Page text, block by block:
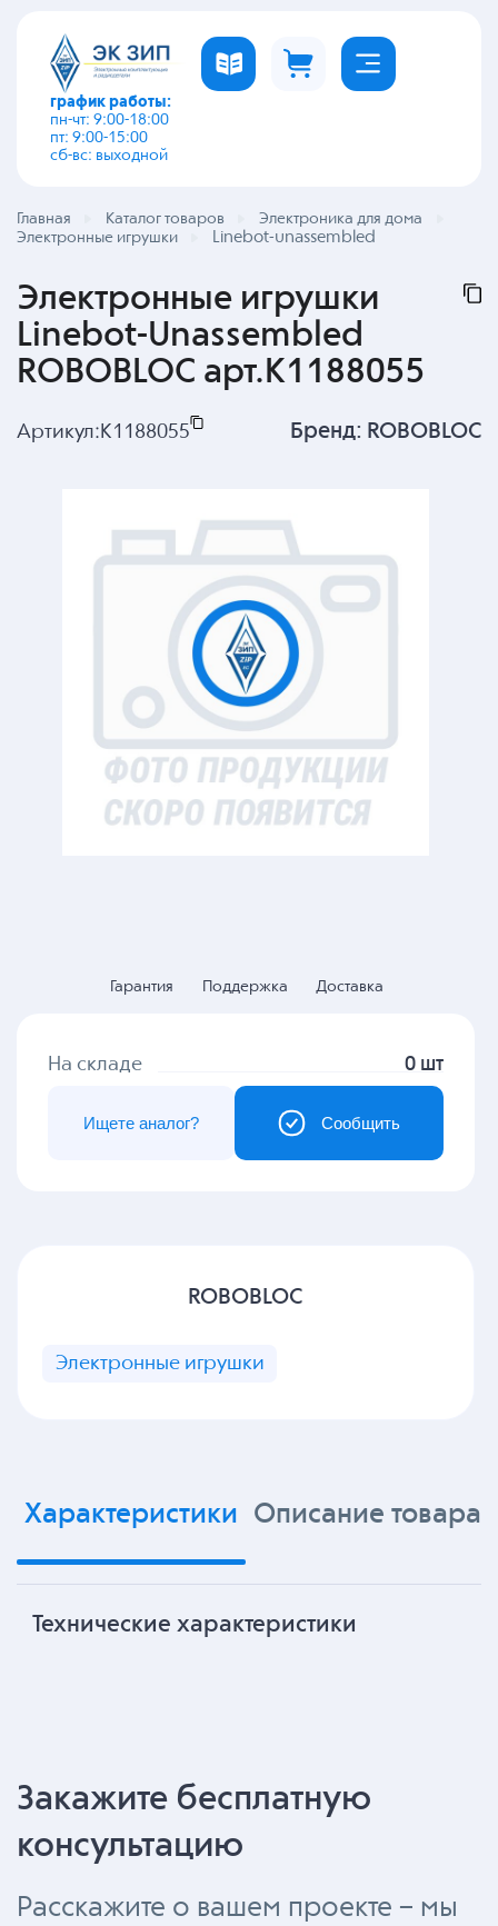
график работы:
пн-чт: 9:00-18:00
пт: 9:00-15:00
сб-вс: выходной
Главная Каталог товаров
Электроника для дома
Электронные игрушки
Linebot-unassembled
Электронные игрушки
Linebot-Unassembled
ROBOBLOC арт.K1188055
Артикул: K1188055 Бренд: ROBOBLOC
Гарантия Поддержка Доставка
На складе 0 шт
Сообщить
Ищете аналог?
ROBOBLOC
Электронные игрушки
Характеристики Описание товара
Технические характеристики
Закажите бесплатную
консультацию
Расскажите о вашем проекте – мы